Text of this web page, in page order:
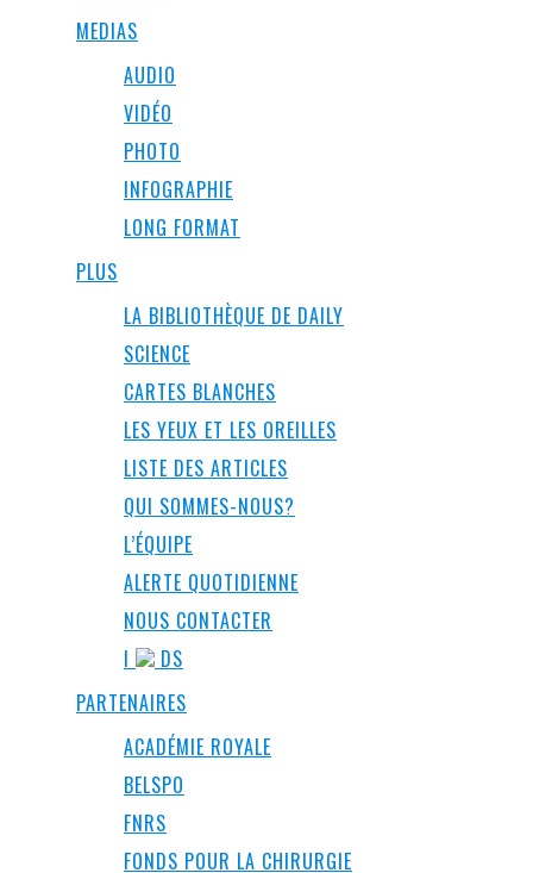
MEDIAS
AUDIO
VIDÉO
PHOTO
INFOGRAPHIE
LONG FORMAT
PLUS
LA BIBLIOTHÈQUE DE DAILY
SCIENCE
CARTES BLANCHES
LES YEUX ET LES OREILLES
LISTE DES ARTICLES
QUI SOMMES-NOUS?
L’ÉQUIPE
ALERTE QUOTIDIENNE
NOUS CONTACTER
I
DS
PARTENAIRES
ACADÉMIE ROYALE
BELSPO
FNRS
FONDS POUR LA CHIRURGIE